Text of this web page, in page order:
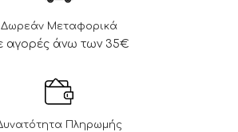
Δωρεάν Μεταφορικά
αγορές άνω των 35€
Πληρωμής